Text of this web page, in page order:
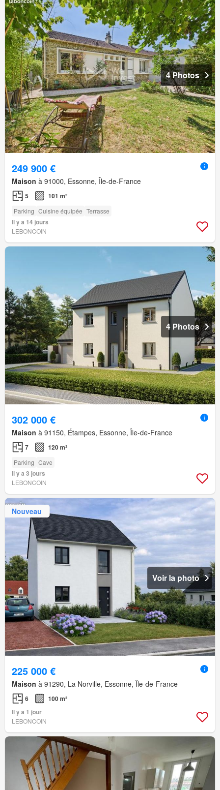
4 Photos
249 900 €
Maison à 91000, Essonne, Île-de-France
5 101 m²
Parking Cuisine équipée Terrasse
Il y a 14 jours
LEBONCOIN
4 Photos
302 000 €
Maison à 91150, Étampes, Essonne, Île-de-France
7 120 m²
Parking Cave
Il y a 3 jours
LEBONCOIN
Nouveau
Voir la photo
225 000 €
Maison à 91290, La Norville, Essonne, Île-de-France
6
100 m²
Il y a 1 jour
LEBONCOIN